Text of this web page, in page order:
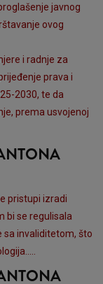
javnog
ovog
i radnje za
prava i
2030, te da
prema usvojenoj
pristupi izradi
bi se regulisala
sa invaliditetom, što